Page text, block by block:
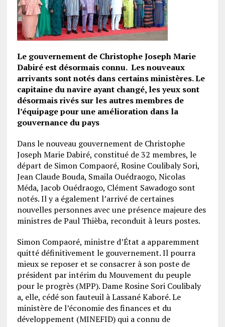
Le gouvernement de Christophe Joseph Marie
Dabiré est désormais connu. Les nouveaux
arrivants sont notés dans certains ministères. Le
capitaine du navire ayant changé, les yeux sont
désormais rivés sur les autres membres de
l’équipage pour une amélioration dans la
gouvernance du pays
Dans le nouveau gouvernement de Christophe
Joseph Marie Dabiré, constitué de 32 membres, le
départ de Simon Compaoré, Rosine Coulibaly Sori,
Jean Claude Bouda, Smaila Ouédraogo, Nicolas
Méda, Jacob Ouédraogo, Clément Sawadogo sont
notés. Il y a également l’arrivé de certaines
nouvelles personnes avec une présence majeure des
ministres de Paul Thièba, reconduit à leurs postes.
Simon Compaoré, ministre d’État a apparemment
quitté définitivement le gouvernement. Il pourra
mieux se reposer et se consacrer à son poste de
président par intérim du Mouvement du peuple
pour le progrès (MPP). Dame Rosine Sori Coulibaly
a, elle, cédé son fauteuil à Lassané Kaboré. Le
ministère de l’économie des finances et du
développement (MINEFID) qui a connu de